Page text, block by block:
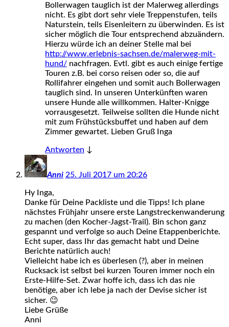
Bollerwagen tauglich ist der Malerweg allerdings
nicht. Es gibt dort sehr viele Treppenstufen, teils
Naturstein, teils Eisenleitern zu überwinden. Es ist
sicher möglich die Tour entsprechend abzuändern.
Hierzu würde ich an deiner Stelle mal bei
http://www.erlebnis-sachsen.de/malerweg-mit-
hund/ nachfragen. Evtl. gibt es auch einige fertige
Touren z.B. bei corso reisen oder so, die auf
Rollifahrer eingehen und somit auch Bollerwagen
tauglich sind. In unseren Unterkünften waren
unsere Hunde alle willkommen. Halter-Knigge
vorrausgesetzt. Teilweise sollten die Hunde nicht
mit zum Frühstücksbuffet und haben auf dem
Zimmer gewartet. Lieben Gruß Inga
Antworten ↓
Anni 25. Juli 2017 um 20:26
Hy Inga,
Danke für Deine Packliste und die Tipps! Ich plane
nächstes Frühjahr unsere erste Langstreckenwanderung
zu machen (den Kocher-Jagst-Trail). Bin schon ganz
gespannt und verfolge so auch Deine Etappenberichte.
Echt super, dass Ihr das gemacht habt und Deine
Berichte natürlich auch!
Vielleicht habe ich es überlesen (?), aber in meinen
Rucksack ist selbst bei kurzen Touren immer noch ein
Erste-Hilfe-Set. Zwar hoffe ich, dass ich das nie
benötige, aber ich lebe ja nach der Devise sicher ist
sicher. 😉
Liebe Grüße
Anni